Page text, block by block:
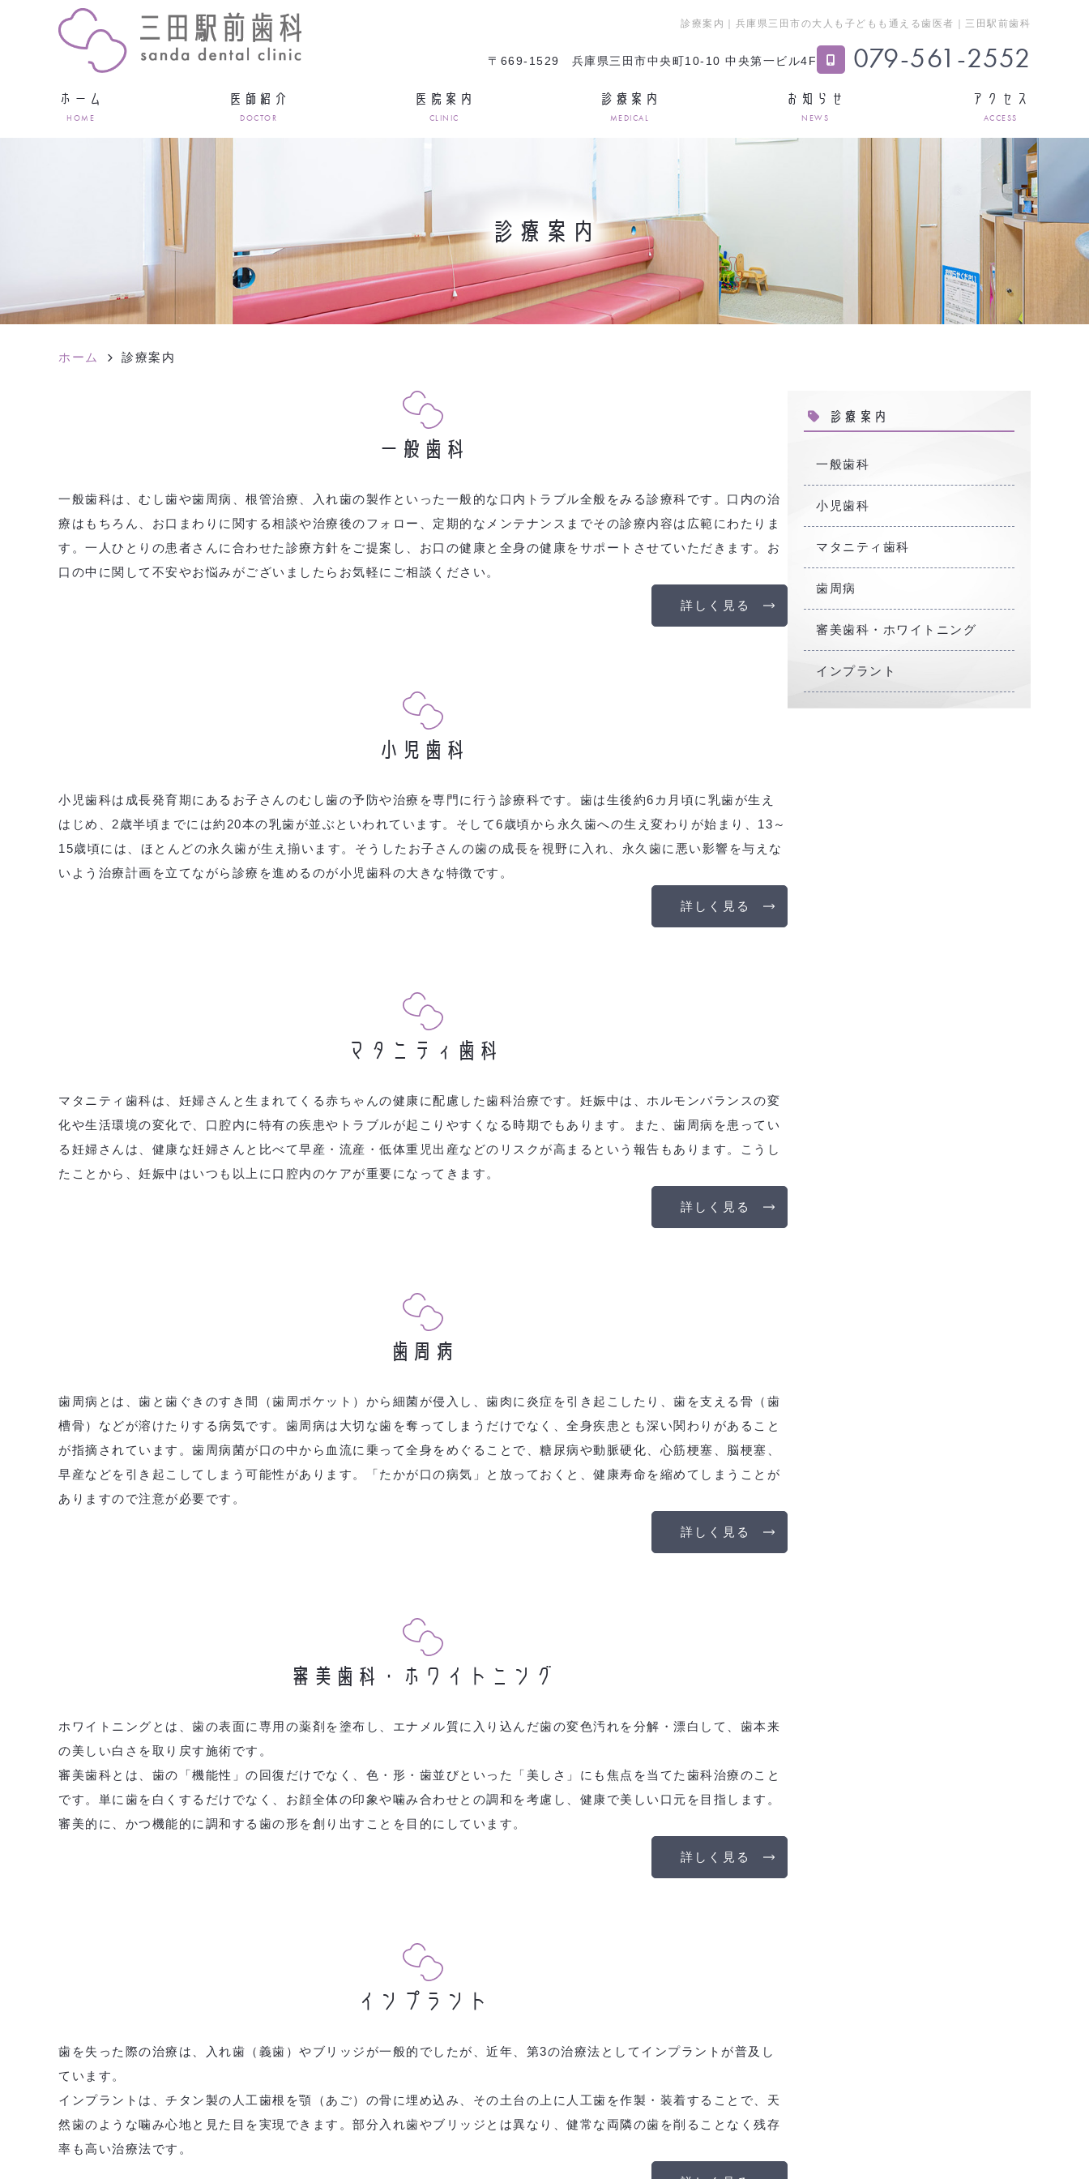
診療案内｜兵庫県三田市の大人も子どもも通える歯医者｜三田駅前歯科
〒669-1529 兵庫県三田市中央町10-10 中央第一ビル4F 079-561-2552
ホーム
HOME
医師紹介
DOCTOR
医院案内
CLINIC
診療案内
MEDICAL
お知らせ
NEWS
アクセス
ACCESS
診療案内
ホーム 診療案内
一般歯科
一般歯科は、むし歯や歯周病、根管治療、入れ歯の製作といった一般的な口内トラブル全般をみる診療科です。口内の治
療はもちろん、お口まわりに関する相談や治療後のフォロー、定期的なメンテナンスまでその診療内容は広範にわたりま
す。一人ひとりの患者さんに合わせた診療方針をご提案し、お口の健康と全身の健康をサポートさせていただきます。お
口の中に関して不安やお悩みがございましたらお気軽にご相談ください。
詳しく見る
小児歯科
小児歯科は成長発育期にあるお子さんのむし歯の予防や治療を専門に行う診療科です。歯は生後約6カ月頃に乳歯が生え
はじめ、2歳半頃までには約20本の乳歯が並ぶといわれています。そして6歳頃から永久歯への生え変わりが始まり、13～
15歳頃には、ほとんどの永久歯が生え揃います。そうしたお子さんの歯の成長を視野に入れ、永久歯に悪い影響を与えな
いよう治療計画を立てながら診療を進めるのが小児歯科の大きな特徴です。
詳しく見る
マタニティ歯科
マタニティ歯科は、妊婦さんと生まれてくる赤ちゃんの健康に配慮した歯科治療です。妊娠中は、ホルモンバランスの変
化や生活環境の変化で、口腔内に特有の疾患やトラブルが起こりやすくなる時期でもあります。また、歯周病を患ってい
る妊婦さんは、健康な妊婦さんと比べて早産・流産・低体重児出産などのリスクが高まるという報告もあります。こうし
たことから、妊娠中はいつも以上に口腔内のケアが重要になってきます。
詳しく見る
歯周病
歯周病とは、歯と歯ぐきのすき間（歯周ポケット）から細菌が侵入し、歯肉に炎症を引き起こしたり、歯を支える骨（歯
槽骨）などが溶けたりする病気です。歯周病は大切な歯を奪ってしまうだけでなく、全身疾患とも深い関わりがあること
が指摘されています。歯周病菌が口の中から血流に乗って全身をめぐることで、糖尿病や動脈硬化、心筋梗塞、脳梗塞、
早産などを引き起こしてしまう可能性があります。「たかが口の病気」と放っておくと、健康寿命を縮めてしまうことが
ありますので注意が必要です。
詳しく見る
審美歯科・ホワイトニング
ホワイトニングとは、歯の表面に専用の薬剤を塗布し、エナメル質に入り込んだ歯の変色汚れを分解・漂白して、歯本来
の美しい白さを取り戻す施術です。
審美歯科とは、歯の「機能性」の回復だけでなく、色・形・歯並びといった「美しさ」にも焦点を当てた歯科治療のこと
です。単に歯を白くするだけでなく、お顔全体の印象や噛み合わせとの調和を考慮し、健康で美しい口元を目指します。
審美的に、かつ機能的に調和する歯の形を創り出すことを目的にしています。
詳しく見る
インプラント
歯を失った際の治療は、入れ歯（義歯）やブリッジが一般的でしたが、近年、第3の治療法としてインプラントが普及し
ています。
インプラントは、チタン製の人工歯根を顎（あご）の骨に埋め込み、その土台の上に人工歯を作製・装着することで、天
然歯のような噛み心地と見た目を実現できます。部分入れ歯やブリッジとは異なり、健常な両隣の歯を削ることなく残存
率も高い治療法です。
診療案内
一般歯科
小児歯科
マタニティ歯科
歯周病
審美歯科・ホワイトニング
インプラント